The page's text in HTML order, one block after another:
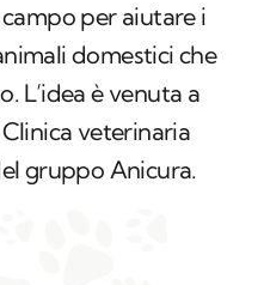
per aiutare i
domestici che
L’idea è venuta a
veterinaria
gruppo Anicura.